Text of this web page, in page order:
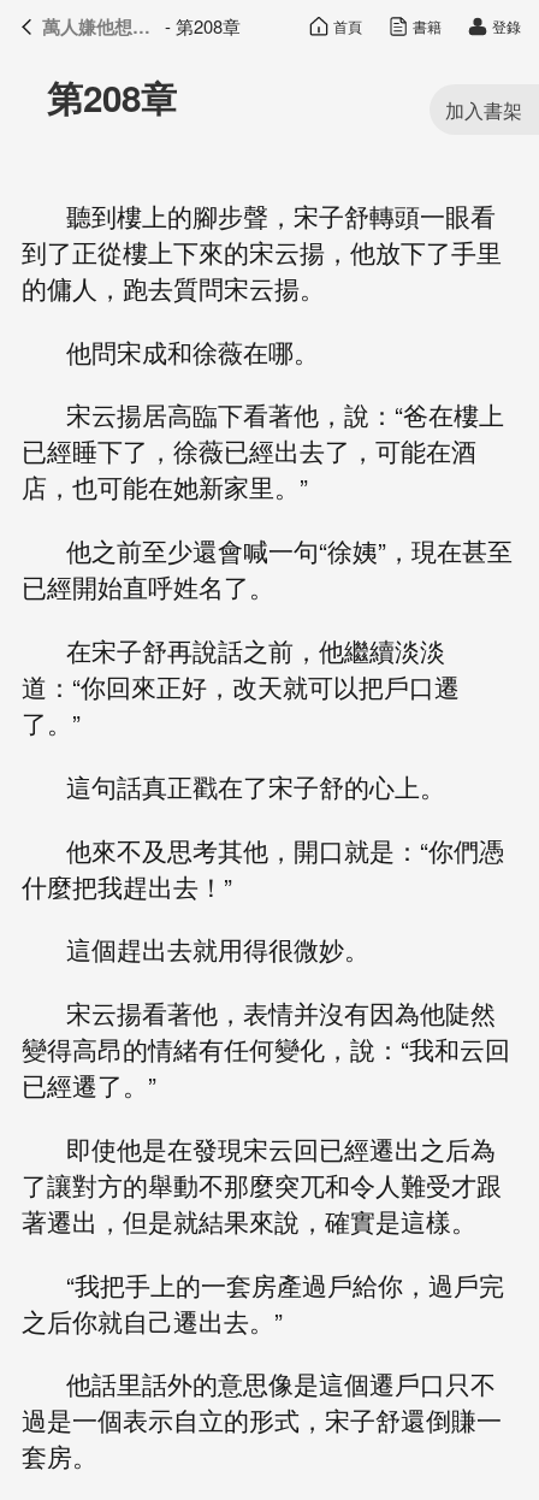
萬人嫌他想開了 目錄
第208章
聽到樓上的腳步聲，宋子舒轉頭一眼看
到了正從樓上下來的宋云揚，他放下了手里
的傭人，跑去質問宋云揚。
他問宋成和徐薇在哪。
宋云揚居高臨下看著他，說：“爸在樓上
已經睡下了，徐薇已經出去了，可能在酒
店，也可能在她新家里。”
他之前至少還會喊一句“徐姨”，現在甚至
已經開始直呼姓名了。
在宋子舒再說話之前，他繼續淡淡
道：“你回來正好，改天就可以把戶口遷
了。”
這句話真正戳在了宋子舒的心上。
他來不及思考其他，開口就是：“你們憑
什麼把我趕出去！”
這個趕出去就用得很微妙。
宋云揚看著他，表情并沒有因為他陡然
變得高昂的情緒有任何變化，說：“我和云回
已經遷了。”
即使他是在發現宋云回已經遷出之后為
了讓對方的舉動不那麼突兀和令人難受才跟
著遷出，但是就結果來說，確實是這樣。
“我把手上的一套房產過戶給你，過戶完
之后你就自己遷出去。”
他話里話外的意思像是這個遷戶口只不
過是一個表示自立的形式，宋子舒還倒賺一
套房。
萬人嫌他想開了 - 第208章 首頁 書籍 登錄